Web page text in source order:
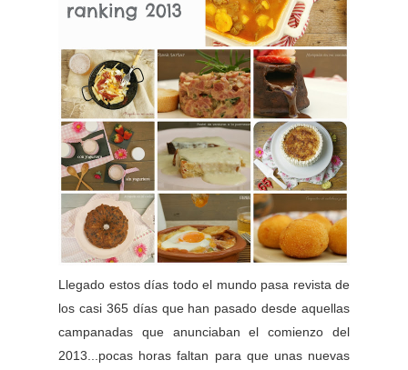
Llegado estos días todo el mundo pasa revista de
los casi 365 días que han pasado desde aquellas
campanadas que anunciaban el comienzo del
2013...pocas horas faltan para que unas nuevas